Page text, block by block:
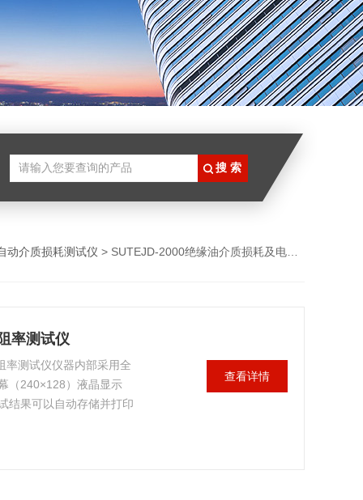
动介质损耗测试仪 > SUTEJD-2000绝缘油介质损耗及电阻率测试仪
率测试仪
率测试仪仪器内部采用全
（240×128）液晶显示
结果可以自动存储并打印
查看详情